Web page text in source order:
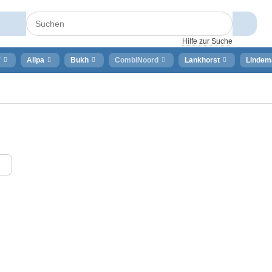
Hilfe zur Suche
Allpa Bukh CombiNoord Lankhorst